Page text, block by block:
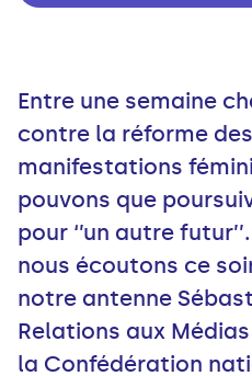
Entre une semaine
contre la réforme
manifestations
pouvons que
pour ‘’un autre
nous écoutons ce
notre antenne
Relations aux
la Confédération